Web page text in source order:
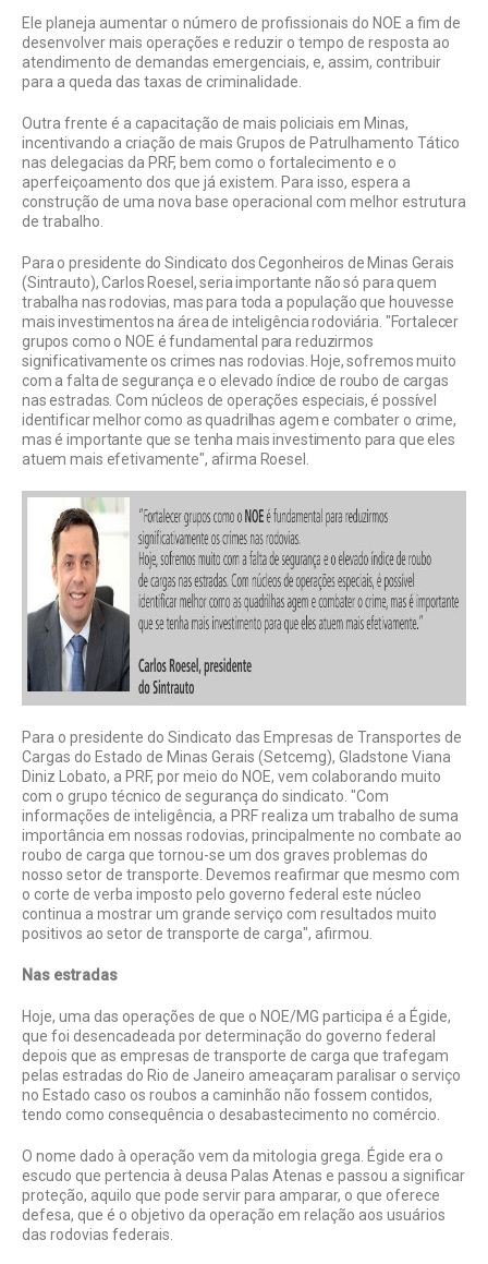
Ele planeja aumentar o número de profissionais do NOE a fim de
desenvolver mais operações e reduzir o tempo de resposta ao
atendimento de demandas emergenciais, e, assim, contribuir
para a queda das taxas de criminalidade.
Outra frente é a capacitação de mais policiais em Minas,
incentivando a criação de mais Grupos de Patrulhamento Tático
nas delegacias da PRF, bem como o fortalecimento e o
aperfeiçoamento dos que já existem. Para isso, espera a
construção de uma nova base operacional com melhor estrutura
de trabalho.
Para o presidente do Sindicato dos Cegonheiros de Minas Gerais
(Sintrauto), Carlos Roesel, seria importante não só para quem
trabalha nas rodovias, mas para toda a população que houvesse
mais investimentos na área de inteligência rodoviária. "Fortalecer
grupos como o NOE é fundamental para reduzirmos
significativamente os crimes nas rodovias. Hoje, sofremos muito
com a falta de segurança e o elevado índice de roubo de cargas
nas estradas. Com núcleos de operações especiais, é possível
identificar melhor como as quadrilhas agem e combater o crime,
mas é importante que se tenha mais investimento para que eles
atuem mais efetivamente", afirma Roesel.
Para o presidente do Sindicato das Empresas de Transportes de
Cargas do Estado de Minas Gerais (Setcemg), Gladstone Viana
Diniz Lobato, a PRF, por meio do NOE, vem colaborando muito
com o grupo técnico de segurança do sindicato. "Com
informações de inteligência, a PRF realiza um trabalho de suma
importância em nossas rodovias, principalmente no combate ao
roubo de carga que tornou-se um dos graves problemas do
nosso setor de transporte. Devemos reafirmar que mesmo com
o corte de verba imposto pelo governo federal este núcleo
continua a mostrar um grande serviço com resultados muito
positivos ao setor de transporte de carga", afirmou.
Nas estradas
Hoje, uma das operações de que o NOE/MG participa é a Égide,
que foi desencadeada por determinação do governo federal
depois que as empresas de transporte de carga que trafegam
pelas estradas do Rio de Janeiro ameaçaram paralisar o serviço
no Estado caso os roubos a caminhão não fossem contidos,
tendo como consequência o desabastecimento no comércio.
O nome dado à operação vem da mitologia grega. Égide era o
escudo que pertencia à deusa Palas Atenas e passou a significar
proteção, aquilo que pode servir para amparar, o que oferece
defesa, que é o objetivo da operação em relação aos usuários
das rodovias federais.